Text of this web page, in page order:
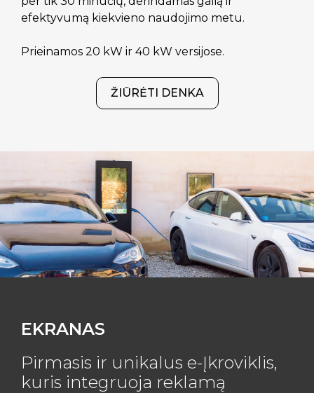
efektyvumą kiekvieno naudojimo metu.
Prieinamos 20 kW ir 40 kW versijose.
ŽIŪRĖTI DENKA
EKRANAS
Pirmasis ir unikalus e-Įkroviklis,
kuris integruoja reklamą